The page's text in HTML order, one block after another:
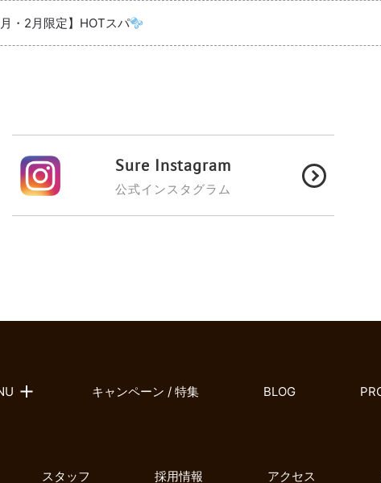
月・2月限定】HOTスパ
Sure Instagram
公式インスタグラム
キャンペーン / 特集 BLOG
スタッフ 採用情報 アクセス